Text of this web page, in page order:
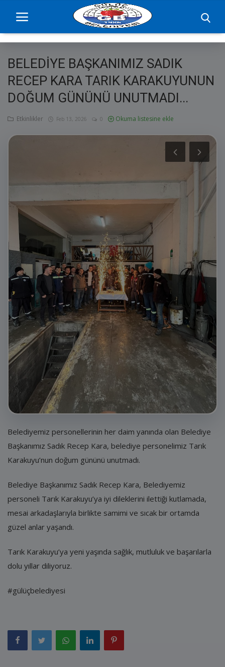
projelerimiz
Başkan
Yönetim
Duyurular
Etkinlikler
E-Belediye
İletişim
Giriş
Kayıt
BELEDİYE BAŞKANIMIZ SADIK
RECEP KARA TARIK KARAKUYUNUN
DOĞUM GÜNÜNÜ UNUTMADI...
Etkinlikler Feb 13, 2026 0 Okuma listesine ekle
Belediyemiz personellerinin her daim yanında olan Belediye
Başkanımız Sadık Recep Kara, belediye personelimiz Tarık
Karakuyu’nun doğum gününü unutmadı.
Belediye Başkanımız Sadık Recep Kara, Belediyemiz
personeli Tarık Karakuyu’ya iyi dileklerini ilettiği kutlamada,
mesai arkadaşlarıyla birlikte samimi ve sıcak bir ortamda
güzel anlar yaşandı.
Tarık Karakuyu’ya yeni yaşında sağlık, mutluluk ve başarılarla
dolu yıllar diliyoruz.
#gülüçbelediyesi